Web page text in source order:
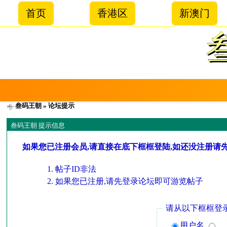
首页 香港区 新澳门
叁码王朝 » 论坛提示
叁码王朝 提示信息
如果您已注册会员,请直接在底下框框登陆,如还没注册请
帖子ID非法
如果您已注册,请先登录论坛即可游览帖子
请从以下框框登
用户名